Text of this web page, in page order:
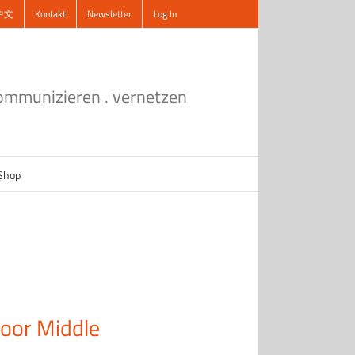
文 Kontakt Newsletter Log In
. vernetzen
Middle